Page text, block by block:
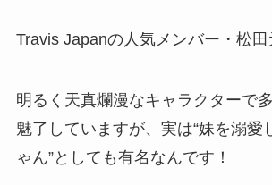
Travis Japanの人気メンバー・松田
明るく天真爛漫なキャラクターで
魅了していますが、実は“妹を溺愛
ゃん”としても有名なんです！